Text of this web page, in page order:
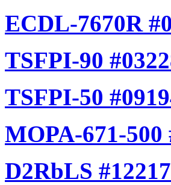
ECDL-7670R
TSFPI-90
TSFPI-50
MOPA-671-
D2RbLS